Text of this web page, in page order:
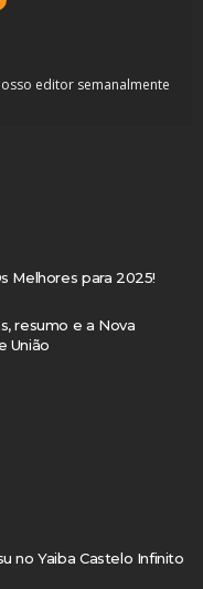
editor semanalmente
Melhores para 2025!
resumo e a Nova
União
no Yaiba Castelo Infinito